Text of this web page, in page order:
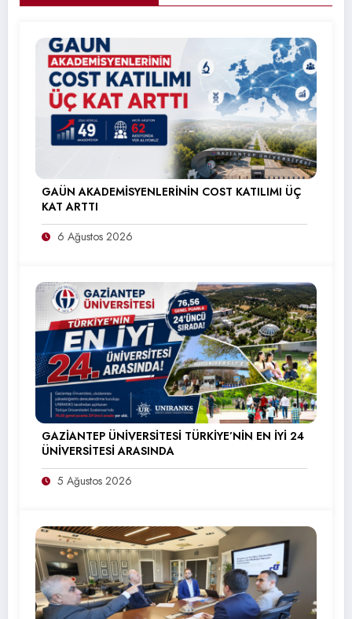
GAÜN AKADEMİSYENLERİNİN COST KATILIMI ÜÇ
KAT ARTTI
6 Ağustos 2026
GAZİANTEP ÜNİVERSİTESİ TÜRKİYE’NİN EN İYİ 24
ÜNİVERSİTESİ ARASINDA
5 Ağustos 2026